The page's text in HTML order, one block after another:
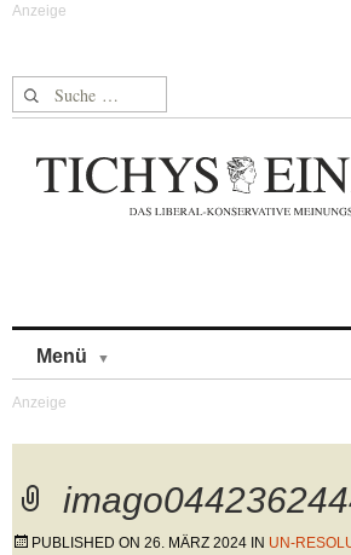
Suche nach:
Menü
PUBLISHED ON 26. MÄRZ 2024 IN UN-